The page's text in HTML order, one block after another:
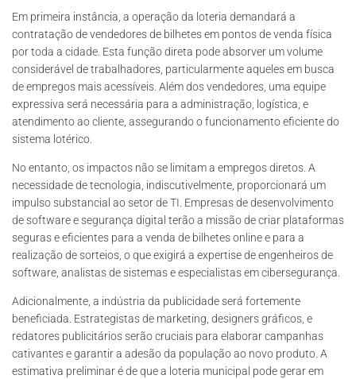
Em primeira instância, a operação da loteria demandará a
contratação de vendedores de bilhetes em pontos de venda física
por toda a cidade. Esta função direta pode absorver um volume
considerável de trabalhadores, particularmente aqueles em busca
de empregos mais acessíveis. Além dos vendedores, uma equipe
expressiva será necessária para a administração, logística, e
atendimento ao cliente, assegurando o funcionamento eficiente do
sistema lotérico.
No entanto, os impactos não se limitam a empregos diretos. A
necessidade de tecnologia, indiscutivelmente, proporcionará um
impulso substancial ao setor de TI. Empresas de desenvolvimento
de software e segurança digital terão a missão de criar plataformas
seguras e eficientes para a venda de bilhetes online e para a
realização de sorteios, o que exigirá a expertise de engenheiros de
software, analistas de sistemas e especialistas em cibersegurança.
Adicionalmente, a indústria da publicidade será fortemente
beneficiada. Estrategistas de marketing, designers gráficos, e
redatores publicitários serão cruciais para elaborar campanhas
cativantes e garantir a adesão da população ao novo produto. A
estimativa preliminar é de que a loteria municipal pode gerar em